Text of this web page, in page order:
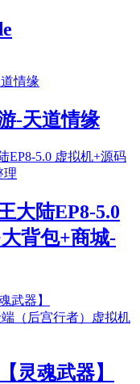
-天道情缘
大陆EP8-5.0
背包+商城-
灵魂武器】